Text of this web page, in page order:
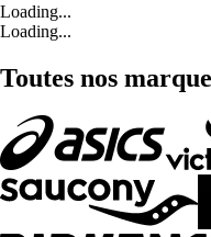
Loading...
Loading...
Toutes nos